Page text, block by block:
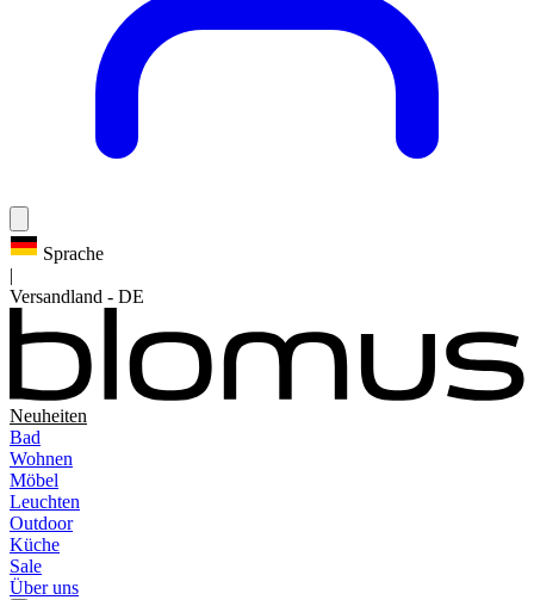
Sprache
|
Versandland - DE
Neuheiten
Bad
Wohnen
Möbel
Leuchten
Outdoor
Küche
Sale
Über uns